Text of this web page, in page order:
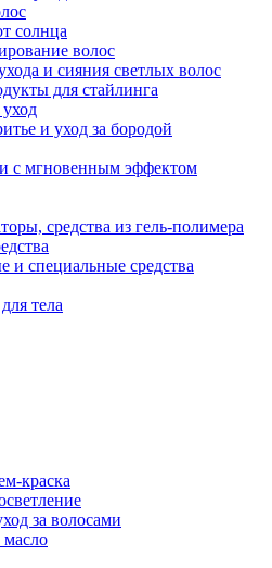
солнца
волос
и сияния светлых волос
для стайлинга
и уход за бородой
с мгновенным эффектом
средства из гель-полимера
и специальные средства
тела
краска
за волосами